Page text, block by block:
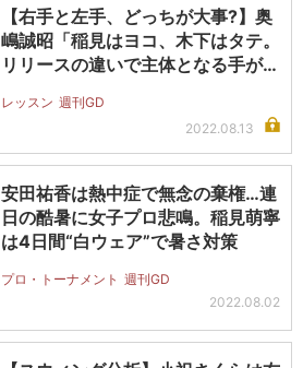
【右手と左手、どっちが大事?】奥
嶋誠昭「稲見はヨコ、木下はタテ。
リリースの違いで主体となる手が変
レッスン 週刊GD
2022.08.13
安田祐香は熱中症で無念の棄権…連
日の酷暑に女子プロ悲鳴。稲見萌寧
は4日間“白ウェア”で暑さ対策
プロ・トーナメント 週刊GD
2022.08.02